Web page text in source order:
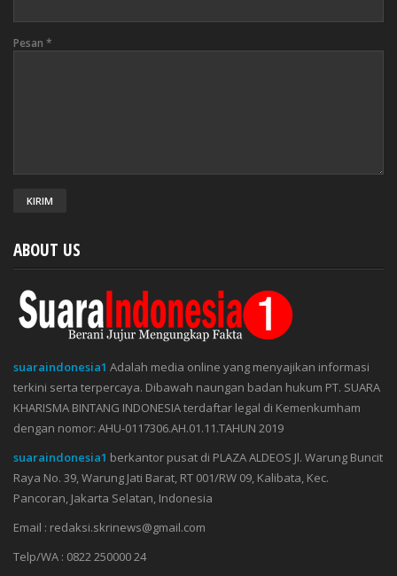
Pesan *
ABOUT US
suaraindonesia1 Adalah media online yang menyajikan informasi
terkini serta terpercaya. Dibawah naungan badan hukum PT. SUARA
KHARISMA BINTANG INDONESIA terdaftar legal di Kemenkumham
dengan nomor: AHU-0117306.AH.01.11.TAHUN 2019
suaraindonesia1 berkantor pusat di PLAZA ALDEOS Jl. Warung Buncit
Raya No. 39, Warung Jati Barat, RT 001/RW 09, Kalibata, Kec.
Pancoran, Jakarta Selatan, Indonesia
Email : redaksi.skrinews@gmail.com
Telp/WA : 0822 250000 24